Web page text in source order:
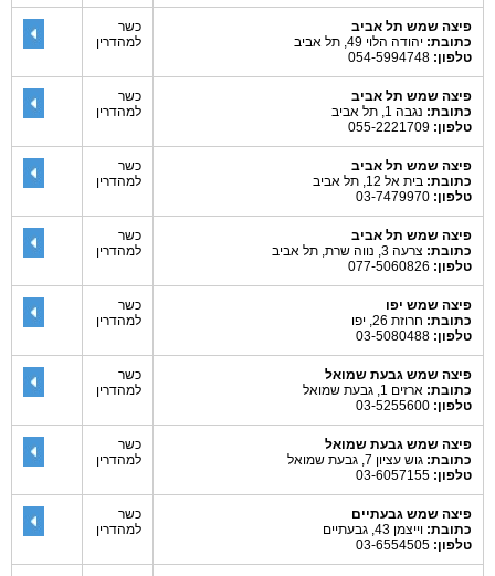
פיצה שמש תל אביב
כתובת: יהודה הלוי 49, תל אביב
טלפון:
כשר
למהדרין
פיצה שמש תל אביב
כתובת: נגבה 1, תל אביב
טלפון:
כשר
למהדרין
פיצה שמש תל אביב
כתובת: בית אל 12, תל אביב
טלפון:
כשר
למהדרין
פיצה שמש תל אביב
כתובת: צרעה 3, נווה שרת, תל אביב
טלפון:
כשר
למהדרין
פיצה שמש יפו
כתובת: חרוזת 26, יפו
טלפון:
כשר
למהדרין
פיצה שמש גבעת שמואל
כתובת: ארזים 1, גבעת שמואל
טלפון:
כשר
למהדרין
פיצה שמש גבעת שמואל
כתובת: גוש עציון 7, גבעת שמואל
טלפון:
כשר
למהדרין
פיצה שמש גבעתיים
כתובת: וייצמן 43, גבעתיים
טלפון:
כשר
למהדרין